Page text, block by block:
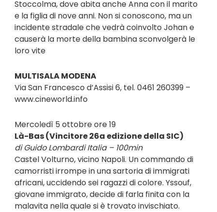
Stoccolma, dove abita anche Anna con il marito
e la figlia di nove anni. Non si conoscono, ma un
incidente stradale che vedrà coinvolto Johan e
causerà la morte della bambina sconvolgerà le
loro vite
MULTISALA MODENA
Via San Francesco d’Assisi 6, tel. 0461 260399 –
www.cineworld.info
Mercoledì 5 ottobre ore 19
Là-Bas (Vincitore 26a edizione della SIC)
di Guido Lombardi Italia – 100min
Castel Volturno, vicino Napoli. Un commando di
camorristi irrompe in una sartoria di immigrati
africani, uccidendo sei ragazzi di colore. Yssouf,
giovane immigrato, decide di farla finita con la
malavita nella quale si è trovato invischiato.